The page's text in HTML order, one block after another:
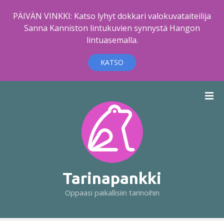
PÄIVÄN VINKKI: Katso lyhyt dokkari valokuvataiteilija
Sanna Kanniston lintukuvien synnystä Hangon
lintuasemalla.
KATSO
t
Tarinapankki
Oppaasi paikallisiin tarinoihin